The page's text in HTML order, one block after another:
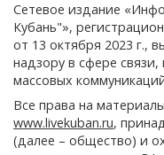
Сетевое издание
Кубань"»,
от 13 октября 2023 г.,
надзору в сфере
массовых
Все права на
www.livekuban.ru,
(далее – общество) и